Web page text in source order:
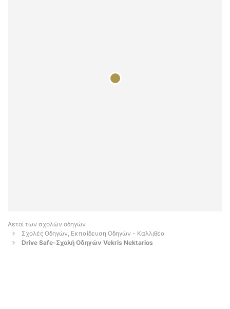
Αετοί των σχολών οδηγών
Σχολές Οδηγών, Εκπαίδευση Οδηγών - Καλλιθέα
Drive Safe-Σχολή Οδηγών Vekris Nektarios